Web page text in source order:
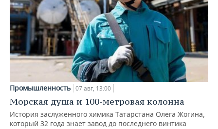
Промышленность 07 авг, 13:00
Морская душа и 100-метровая колонна
История заслуженного химика Татарстана Олега Жогина,
который 32 года знает завод до последнего винтика